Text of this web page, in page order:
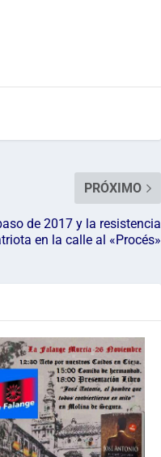
PRÓXIMO
de 2017 y la resistencia
en la calle al «Procés»